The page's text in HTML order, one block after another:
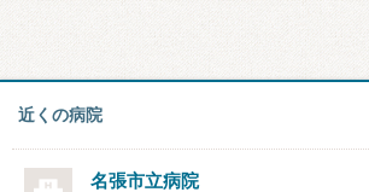
近くの病院
名張市立病院